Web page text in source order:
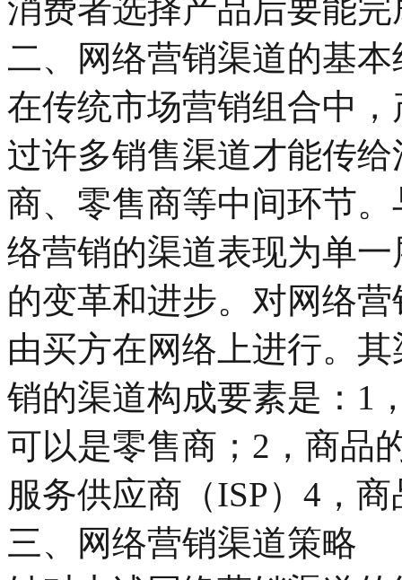
消费者选择产品后要能
二、网络营销渠道的基本
在传统市场营销组合中
过许多销售渠道才能传
商、零售商等中间环节
络营销的渠道表现为单
的变革和进步。对网络
由买方在网络上进行。
销的渠道构成要素是：1
可以是零售商；2，商品
服务供应商（ISP）4，
三、网络营销渠道策略